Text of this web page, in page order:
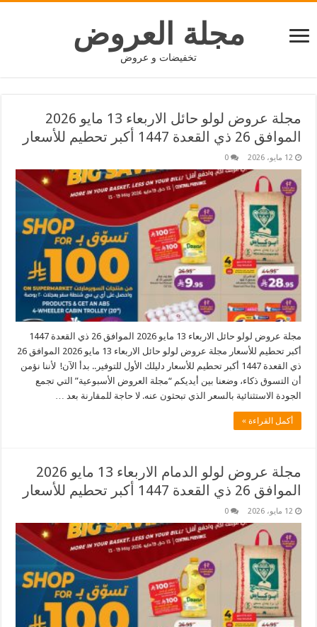
مجلة العروض
تخفيضات و عروض
مجلة عروض لولو حائل الاربعاء 13 مايو 2026
الموافق 26 ذي القعدة 1447 أكبر تحطيم للأسعار
12 مايو، 2026 0
مجلة عروض لولو حائل الاربعاء 13 مايو 2026 الموافق 26 ذي القعدة 1447
أكبر تحطيم للأسعار مجلة عروض لولو حائل الاربعاء 13 مايو 2026 الموافق 26
ذي القعدة 1447 أكبر تحطيم للأسعار دليلك الأول للتوفير.. بدأ الآن! لأننا نؤمن
أن التسوق ذكاء، وضعنا بين أيديكم “مجلة العروض الأسبوعية” التي تجمع
الجودة الاستثنائية بالسعر الذي تبحثون عنه. لا حاجة للمقارنة بعد …
أكمل القراءة »
مجلة عروض لولو الدمام الاربعاء 13 مايو 2026
الموافق 26 ذي القعدة 1447 أكبر تحطيم للأسعار
12 مايو، 2026 0